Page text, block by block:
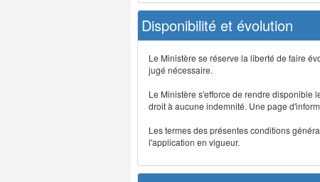
Disponibilité et évolution
Le Ministère se réserve la liberté de faire
jugé nécessaire.
Le Ministère s'efforce de rendre disponible
droit à aucune indemnité. Une page
Les termes des présentes conditions
l'application en vigueur.